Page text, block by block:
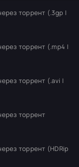
торрент (.3gp |
торрент (.mp4 |
торрент (.avi |
торрент
торрент (HDRip